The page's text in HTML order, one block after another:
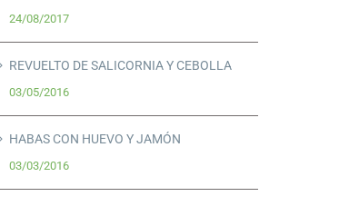
24/08/2017
REVUELTO DE SALICORNIA Y CEBOLLA
03/05/2016
HABAS CON HUEVO Y JAMÓN
03/03/2016